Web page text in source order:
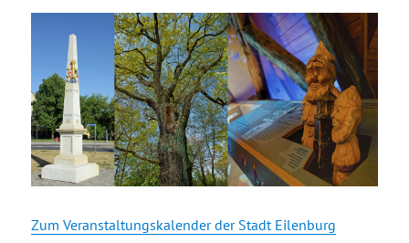
Zum Veranstaltungskalender der Stadt Eilenburg